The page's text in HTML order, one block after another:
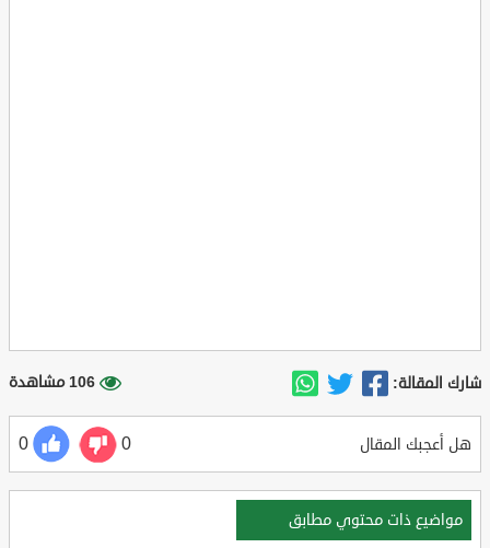
شارك المقالة: 106 مشاهدة
هل أعجبك المقال 0
0
مواضيع ذات محتوي مطابق